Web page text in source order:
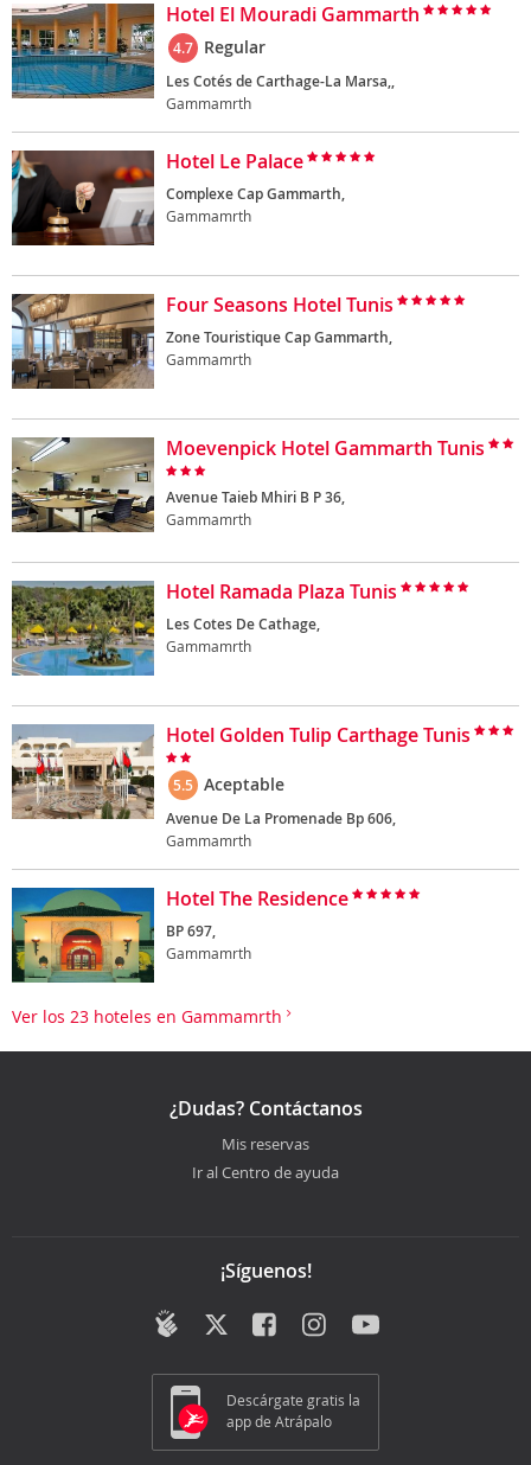
Hotel El Mouradi Gammarth
4.7 Regular
Les Cotés de Carthage-La Marsa,,
Gammamrth
Hotel Le Palace
Complexe Cap Gammarth,
Gammamrth
Four Seasons Hotel Tunis
Zone Touristique Cap Gammarth,
Gammamrth
Moevenpick Hotel Gammarth Tunis
Avenue Taieb Mhiri B P 36,
Gammamrth
Hotel Ramada Plaza Tunis
Les Cotes De Cathage,
Gammamrth
Hotel Golden Tulip Carthage Tunis
5.5 Aceptable
Avenue De La Promenade Bp 606,
Gammamrth
Hotel The Residence
BP 697,
Gammamrth
Ver los 23 hoteles en Gammamrth
¿Dudas? Contáctanos
Mis reservas
Ir al Centro de ayuda
¡Síguenos!
Descárgate gratis la
app de Atrápalo